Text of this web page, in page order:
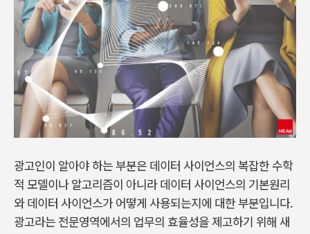
광고인이 알아야 하는 부분은 데이터 사이언스의 복잡한 수학
적 모델이나 알고리즘이 아니라 데이터 사이언스의 기본원리
와 데이터 사이언스가 어떻게 사용되는지에 대한 부분입니다.
광고라는 전문영역에서의 업무의 효율성을 제고하기 위해 새